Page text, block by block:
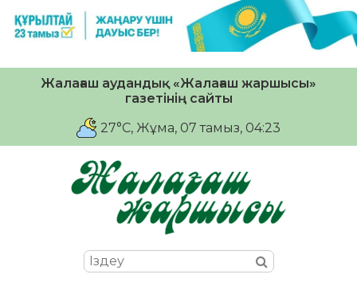
Жалағаш аудандық «Жалағаш жаршысы»
газетінің сайты
27°C, Жұма, 07 тамыз, 04:23